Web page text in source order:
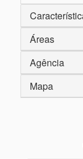
Áreas
Agência
Mapa